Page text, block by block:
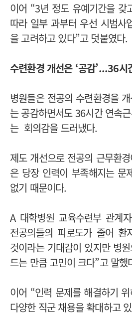
이어 “3년 정도 유예기간을 갖
따라 일부 과부터 우선 시범사
을 고려하고 있다”고 덧붙였다.
수련환경 개선은 ‘공감’...36시
병원들은 전공의 수련환경을
는 공감하면서도 36시간 연속
는 회의감을 드러냈다.
제도 개선으로 전공의 근무환
은 당장 인력이 부족해지는 문
없기 때문이다.
A 대학병원 교육수련부 관계
전공의들의 피로도가 줄어 환
것이라는 기대감이 있지만 병
드는 만큼 고민이 크다”고 말했
이어 “인력 문제를 해결하기
다양한 직군 채용을 확대하고